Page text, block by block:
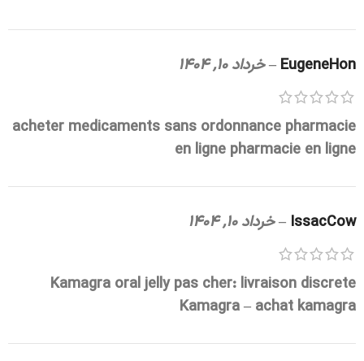
EugeneHon
–خرداد 10, 1404
acheter medicaments sans ordonnance pharmacie
en ligne pharmacie en ligne
IssacCow
–خرداد 10, 1404
Kamagra oral jelly pas cher: livraison discrete
Kamagra– achat kamagra